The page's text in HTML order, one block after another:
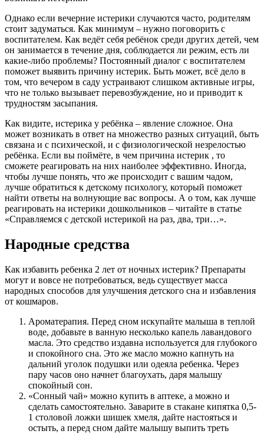
Однако если вечерние истерики случаются часто, родителям
стоит задуматься. Как минимум – нужно поговорить с
воспитателем. Как ведёт себя ребёнок среди других детей, чем
он занимается в течение дня, соблюдается ли режим, есть ли
какие-либо проблемы? Постоянный диалог с воспитателем
поможет выявить причину истерик. Быть может, всё дело в
том, что вечером в саду устраивают слишком активные игры,
что не только вызывает перевозбуждение, но и приводит к
трудностям засыпания.
Как видите, истерика у ребёнка – явление сложное. Она
может возникать в ответ на множество разных ситуаций, быть
связана и с психической, и с физиологической незрелостью
ребёнка. Если вы поймёте, в чем причина истерик , то
сможете реагировать на них наиболее эффективно. Иногда,
чтобы лучше понять, что же происходит с вашим чадом,
лучше обратиться к детскому психологу, который поможет
найти ответы на волнующие вас вопросы. А о том, как лучше
реагировать на истерики дошкольников – читайте в статье
«Справляемся с детской истерикой на раз, два, три…».
Народные средства
Как избавить ребенка 2 лет от ночных истерик? Препараты
могут и вовсе не потребоваться, ведь существует масса
народных способов для улучшения детского сна и избавления
от кошмаров.
Ароматерапия. Перед сном искупайте малыша в теплой
воде, добавьте в ванную несколько капель лавандового
масла. Это средство издавна используется для глубокого
и спокойного сна. Это же масло можно капнуть на
дальний уголок подушки или одеяла ребенка. Через
пару часов оно начнет благоухать, даря малышу
спокойный сон.
«Сонный чай» можно купить в аптеке, а можно и
сделать самостоятельно. Заварите в стакане кипятка 0,5-
1 столовой ложки шишек хмеля, дайте настояться и
остыть, а перед сном дайте малышу выпить треть